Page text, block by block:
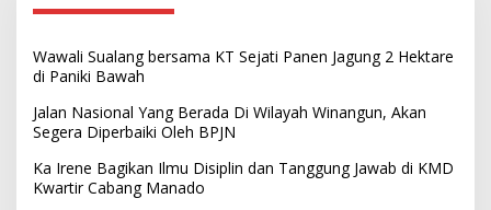
Wawali Sualang bersama KT Sejati Panen Jagung 2 Hektare
di Paniki Bawah
Jalan Nasional Yang Berada Di Wilayah Winangun, Akan
Segera Diperbaiki Oleh BPJN
Ka Irene Bagikan Ilmu Disiplin dan Tanggung Jawab di KMD
Kwartir Cabang Manado